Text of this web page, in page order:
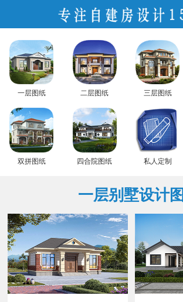
一层图纸 二层图纸 三层图纸
双拼图纸 四合院图纸 私人定制
一层别墅设计图